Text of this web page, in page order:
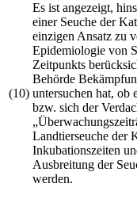
(10)
Es ist angezeigt,
einer Seuche der
einzigen Ansatz zu
Epidemiologie von
Zeitpunkts
Behörde
untersuchen hat, ob
bzw. sich der
Landtierseuche der
Inkubationszeiten
Ausbreitung der
werden.